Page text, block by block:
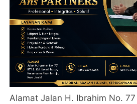
Alamat Jalan H. Ibrahim No. 77